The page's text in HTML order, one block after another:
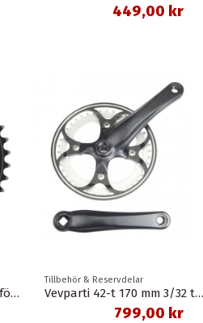
449,00 kr
Kedjedrev 44-t sm-cre60 för fc-e6000/6001/6010/6002/6012 shimano
Tillbehör & Reservdelar
Vevparti 42-t 170 mm 3/32 tum med kedjeskyddsring
799,00 kr